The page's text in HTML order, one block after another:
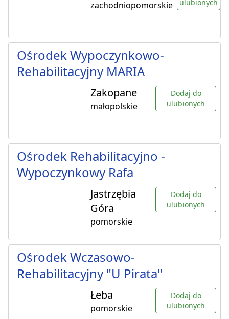
zachodniopomorskie
ulubionych
Ośrodek Wypoczynkowo-
Rehabilitacyjny MARIA
Zakopane
małopolskie
Dodaj do
ulubionych
Ośrodek Rehabilitacyjno -
Wypoczynkowy Rafa
Jastrzębia
Góra
pomorskie
Dodaj do
ulubionych
Ośrodek Wczasowo-
Rehabilitacyjny "U Pirata"
Łeba
pomorskie
Dodaj do
ulubionych